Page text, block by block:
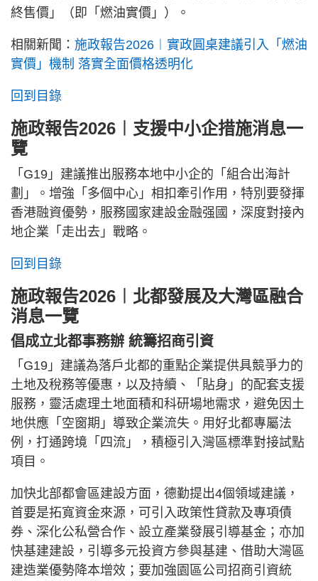
終售價」（即「燃油實價」）。
相關新聞： 施政報告2026︱實政圓桌建議引入「燃油
實價」機制 落實全面價格透明化
回到目錄
施政報告2026︱支援中小企措施消息一
覽
「G19」建議推出服務本地中小企的「組合出海計
劃」。增強「多個中心」相扣牽引作用，特別要發揮
香港融資優勢，服務國家建設金融强國，深度對接內
地企業「走出去」戰略。
回到目錄
施政報告2026︱北都發展及大灣區融合
消息一覽
倡成立北都事務辦 統籌招商引資
「G19」建議為落戶北都的重點企業提供具競爭力的
土地及稅務等優惠，以及持續、「貼身」的配套支援
服務，靈活處理土地面積和科研場地需求，避免因土
地供應「空窗期」導致企業流失。用好北都專屬法
例，打通跨境「四流」，積極引入灣區標準對接試點
項目。
加快北部都會區建設方面，德勤提出4個領域建議，
首要是拓寬資金來源，可引入政策性貸款及專項債
券、深化公私營合作、設立產業發展引導基金；亦加
快基建建設，引導多元投資方參與基建、借助大灣區
建造業優勢降本增效；要加強園區公司招商引資統